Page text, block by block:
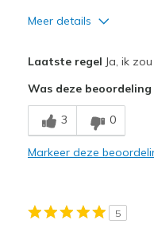
Meer details
Comfortable
Laatste regel Ja, ik
Was deze
3 0
Markeer deze
5